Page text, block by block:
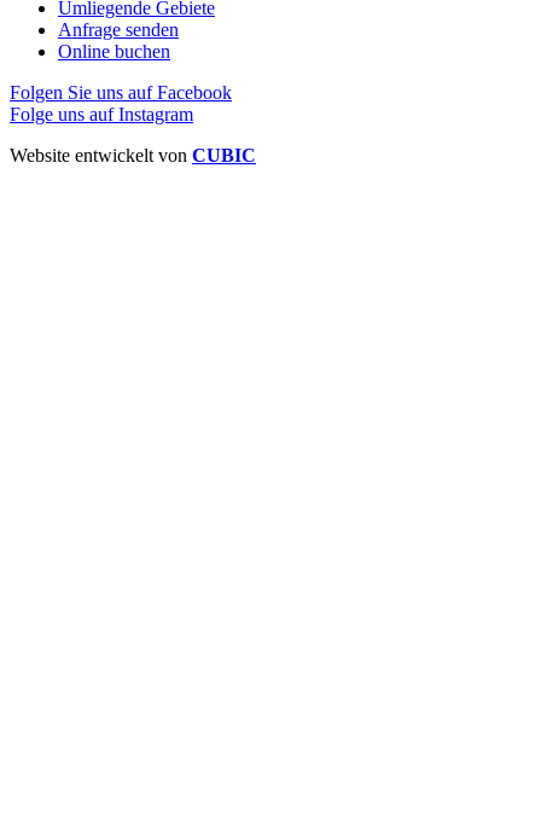
Umliegende Gebiete
Anfrage senden
Online buchen
Folgen Sie uns auf Facebook
Folge uns auf Instagram
Website entwickelt von CUBIC